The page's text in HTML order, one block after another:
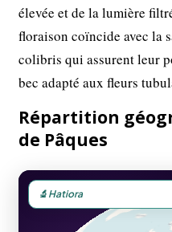
élevée et de la lumière
floraison coïncide avec la
colibris qui assurent leur
bec adapté aux fleurs
Répartition
de Pâques